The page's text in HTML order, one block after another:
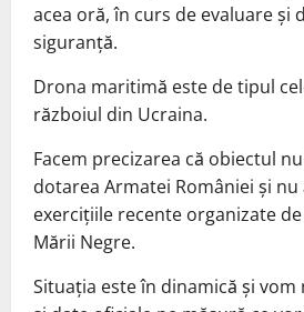
acea oră, în curs de evaluare și
siguranță.
Drona maritimă este de tipul
războiul din Ucraina.
Facem precizarea că obiectul
dotarea Armatei României și
exercițiile recente organizate
Mării Negre.
Situația este în dinamică și